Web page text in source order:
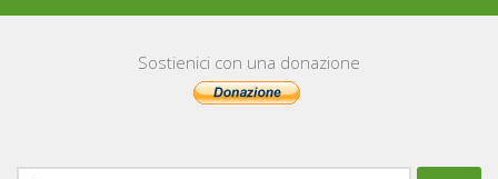
Sostienici con una donazione